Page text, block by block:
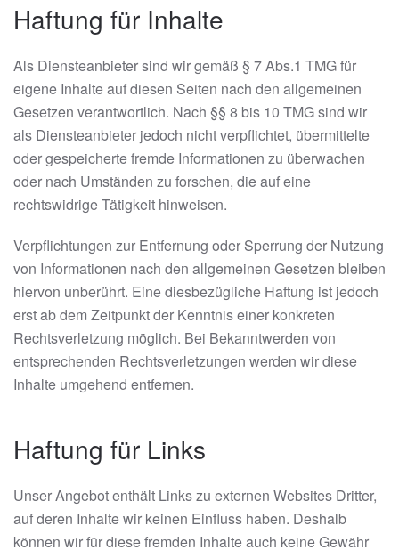
Haftung für Inhalte
Als Diensteanbieter sind wir gemäß § 7 Abs.1 TMG für
eigene Inhalte auf diesen Seiten nach den allgemeinen
Gesetzen verantwortlich. Nach §§ 8 bis 10 TMG sind wir
als Diensteanbieter jedoch nicht verpflichtet, übermittelte
oder gespeicherte fremde Informationen zu überwachen
oder nach Umständen zu forschen, die auf eine
rechtswidrige Tätigkeit hinweisen.
Verpflichtungen zur Entfernung oder Sperrung der Nutzung
von Informationen nach den allgemeinen Gesetzen bleiben
hiervon unberührt. Eine diesbezügliche Haftung ist jedoch
erst ab dem Zeitpunkt der Kenntnis einer konkreten
Rechtsverletzung möglich. Bei Bekanntwerden von
entsprechenden Rechtsverletzungen werden wir diese
Inhalte umgehend entfernen.
Haftung für Links
Unser Angebot enthält Links zu externen Websites Dritter,
auf deren Inhalte wir keinen Einfluss haben. Deshalb
können wir für diese fremden Inhalte auch keine Gewähr